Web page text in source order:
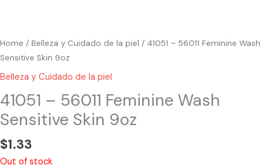
Home / Belleza y Cuidado de la piel / 41051 – 56011 Feminine Wash
Sensitive Skin 9oz
Belleza y Cuidado de la piel
41051 – 56011 Feminine Wash
Sensitive Skin 9oz
$1.33
Out of stock